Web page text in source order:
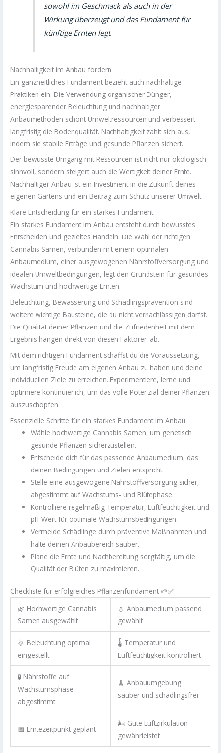
sowohl im Geschmack als auch in der
Wirkung überzeugt und das Fundament für
künftige Ernten legt.
Nachhaltigkeit im Anbau fördern
Ein ganzheitliches Fundament bezieht auch nachhaltige
Praktiken ein. Die Verwendung organischer Dünger,
energiesparender Beleuchtung und nachhaltiger
Anbaumethoden schont Umweltressourcen und verbessert
langfristig die Bodenqualität. Nachhaltigkeit zahlt sich aus,
indem sie stabile Erträge und gesunde Pflanzen sichert.
Der bewusste Umgang mit Ressourcen ist nicht nur ökologisch
sinnvoll, sondern steigert auch die Wertigkeit deiner Ernte.
Nachhaltiger Anbau ist ein Investment in die Zukunft deines
eigenen Gartens und ein Beitrag zum Schutz unserer Umwelt.
Klare Entscheidung für ein starkes Fundament
Ein starkes Fundament im Anbau entsteht durch bewusstes
Entscheiden und gezieltes Handeln. Die Wahl der richtigen
Cannabis Samen, verbunden mit einem optimalen
Anbaumedium, einer ausgewogenen Nährstoffversorgung und
idealen Umweltbedingungen, legt den Grundstein für gesundes
Wachstum und hochwertige Ernten.
Beleuchtung, Bewässerung und Schädlingsprävention sind
weitere wichtige Bausteine, die du nicht vernachlässigen darfst.
Die Qualität deiner Pflanzen und die Zufriedenheit mit dem
Ergebnis hängen direkt von diesen Faktoren ab.
Mit dem richtigen Fundament schaffst du die Voraussetzung,
um langfristig Freude am eigenen Anbau zu haben und deine
individuellen Ziele zu erreichen. Experimentiere, lerne und
optimiere kontinuierlich, um das volle Potenzial deiner Pflanzen
auszuschöpfen.
Essenzielle Schritte für ein starkes Fundament im Anbau
Wähle hochwertige Cannabis Samen, um genetisch
gesunde Pflanzen sicherzustellen.
Entscheide dich für das passende Anbaumedium, das
deinen Bedingungen und Zielen entspricht.
Stelle eine ausgewogene Nährstoffversorgung sicher,
abgestimmt auf Wachstums- und Blütephase.
Kontrolliere regelmäßig Temperatur, Luftfeuchtigkeit und
pH-Wert für optimale Wachstumsbedingungen.
Vermeide Schädlinge durch präventive Maßnahmen und
halte deinen Anbaubereich sauber.
Plane die Ernte und Nachbereitung sorgfältig, um die
Qualität der Blüten zu maximieren.
Checkliste für erfolgreiches Pflanzenfundament 🌱✅
🌿 Hochwertige Cannabis
Samen ausgewählt
💧 Anbaumedium passend
gewählt
🌞 Beleuchtung optimal
eingestellt
🌡️ Temperatur und
Luftfeuchtigkeit kontrolliert
🧪 Nährstoffe auf
Wachstumsphase
abgestimmt
🧹 Anbauumgebung
sauber und schädlingsfrei
📅 Erntezeitpunkt geplant
🌬️ Gute Luftzirkulation
gewährleistet